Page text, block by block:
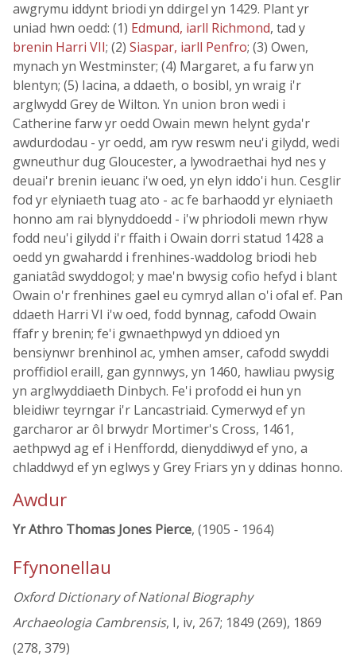
awgrymu iddynt briodi yn ddirgel yn 1429. Plant yr
uniad hwn oedd: (1) Edmund, iarll Richmond, tad y
brenin Harri VII; (2) Siaspar, iarll Penfro; (3) Owen,
mynach yn Westminster; (4) Margaret, a fu farw yn
blentyn; (5) Iacina, a ddaeth, o bosibl, yn wraig i'r
arglwydd Grey de Wilton. Yn union bron wedi i
Catherine farw yr oedd Owain mewn helynt gyda'r
awdurdodau - yr oedd, am ryw reswm neu'i gilydd, wedi
gwneuthur dug Gloucester, a lywodraethai hyd nes y
deuai'r brenin ieuanc i'w oed, yn elyn iddo'i hun. Cesglir
fod yr elyniaeth tuag ato - ac fe barhaodd yr elyniaeth
honno am rai blynyddoedd - i'w phriodoli mewn rhyw
fodd neu'i gilydd i'r ffaith i Owain dorri statud 1428 a
oedd yn gwahardd i frenhines-waddolog briodi heb
ganiatâd swyddogol; y mae'n bwysig cofio hefyd i blant
Owain o'r frenhines gael eu cymryd allan o'i ofal ef. Pan
ddaeth Harri VI i'w oed, fodd bynnag, cafodd Owain
ffafr y brenin; fe'i gwnaethpwyd yn ddioed yn
bensiynwr brenhinol ac, ymhen amser, cafodd swyddi
proffidiol eraill, gan gynnwys, yn 1460, hawliau pwysig
yn arglwyddiaeth Dinbych. Fe'i profodd ei hun yn
bleidiwr teyrngar i'r Lancastriaid. Cymerwyd ef yn
garcharor ar ôl brwydr Mortimer's Cross, 1461,
aethpwyd ag ef i Henffordd, dienyddiwyd ef yno, a
chladdwyd ef yn eglwys y Grey Friars yn y ddinas honno.
Awdur
Yr Athro Thomas Jones Pierce, (1905 - 1964)
Ffynonellau
Oxford Dictionary of National Biography
Archaeologia Cambrensis, I, iv, 267; 1849 (269), 1869
(278, 379)